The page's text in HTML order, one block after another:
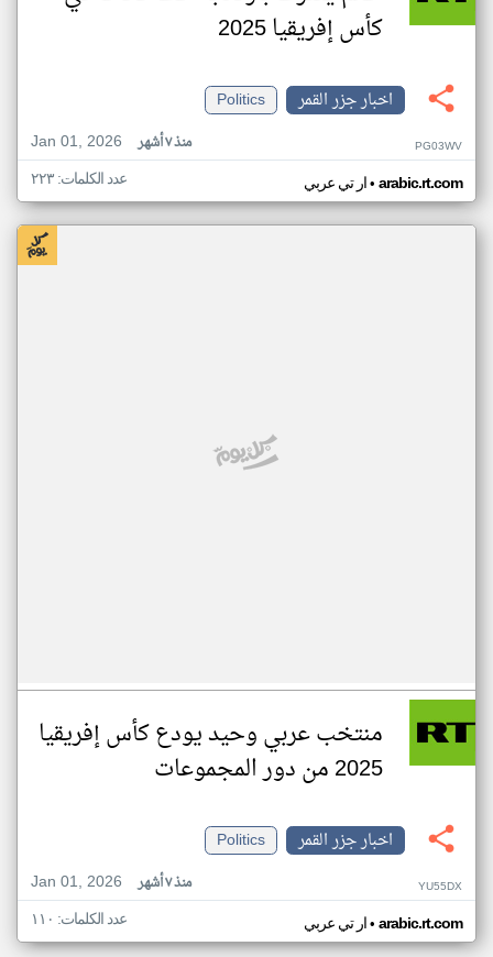
كأس إفريقيا 2025
اخبار جزر القمر
Politics
Jan 01, 2026
منذ ٧ أشهر PG03WV
ار تي عربي• arabic.rt.com عدد الكلمات: ٢٢٣
منتخب عربي وحيد يودع كأس إفريقيا
2025 من دور المجموعات
اخبار جزر القمر
Politics
Jan 01, 2026
منذ ٧ أشهر YU55DX
ار تي عربي• arabic.rt.com عدد الكلمات: ١١٠